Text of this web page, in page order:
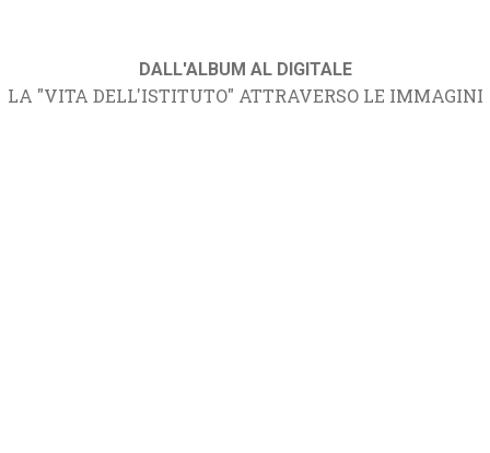
DALL'ALBUM AL DIGITALE
LA "VITA DELL'ISTITUTO" ATTRAVERSO LE IMMAGINI